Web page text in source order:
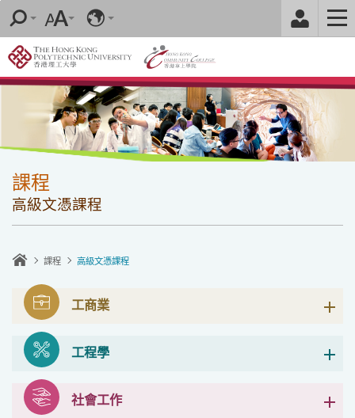
至
容
的
課程
高級文憑課程
課程 高級文憑課程
工商業
工程學
社會工作